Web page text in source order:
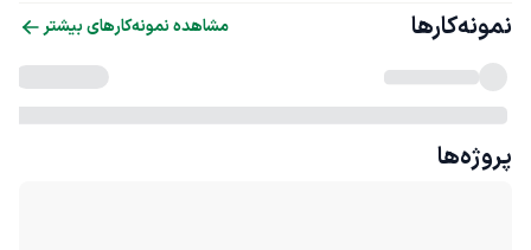
نمونه‌کارها مشاهده نمونه‌کارهای بیشتر
پروژه‌ها